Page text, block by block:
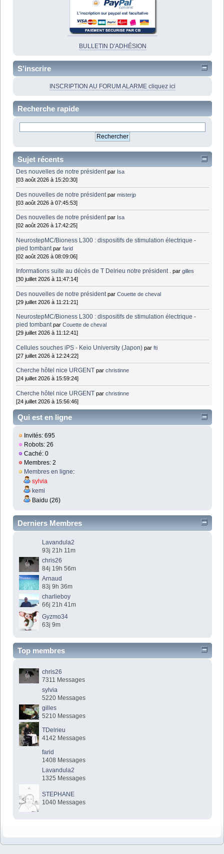
BULLETIN D'ADHÉSION
S'inscrire
INSCRIPTION AU FORUM ALARME cliquez ici
Recherche rapide
Sujet récents
Des nouvelles de notre président par Isa
[03 août 2026 à 15:20:30]
Des nouvelles de notre président parmisterjp
[03 août 2026 à 07:45:53]
Des nouvelles de notre président par Isa
[02 août 2026 à 17:42:25]
NeurostepMC/Bioness L300 : dispositifs de stimulation électrique -
pied tombant parfarid
[02 août 2026 à 08:09:06]
Informations suite au décès de T Delrieu notre président . pargilles
[30 juillet 2026 à 11:47:14]
Des nouvelles de notre président parCouette de cheval
[29 juillet 2026 à 11:21:21]
NeurostepMC/Bioness L300 : dispositifs de stimulation électrique -
pied tombant parCouette de cheval
[29 juillet 2026 à 11:12:41]
Cellules souches iPS - Keio University (Japon) parfti
[27 juillet 2026 à 12:24:22]
Cherche hôtel nice URGENT parchristinne
[24 juillet 2026 à 15:59:24]
Cherche hôtel nice URGENT parchristinne
[24 juillet 2026 à 15:56:46]
Qui est en ligne
Invités: 695
Robots: 26
Caché: 0
Membres: 2
Membres en ligne:
sylvia
kemi
Baidu (26)
Derniers Membres
Lavandula2
93j 21h 11m
chris26
84j 19h 56m
Arnaud
83j 9h 36m
charlieboy
66j 21h 41m
Gyzmo34
63j 9m
Top membres
chris26
7311 Messages
sylvia
5220 Messages
gilles
5210 Messages
TDelrieu
4142 Messages
farid
1408 Messages
Lavandula2
1325 Messages
STEPHANE
1040 Messages